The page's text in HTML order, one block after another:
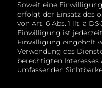
Soweit eine
erfolgt der Einsatz des
von Art. 6 Abs. 1 lit. a
Einwilligung ist
Einwilligung eingeholt
Verwendung des
berechtigten
umfassenden